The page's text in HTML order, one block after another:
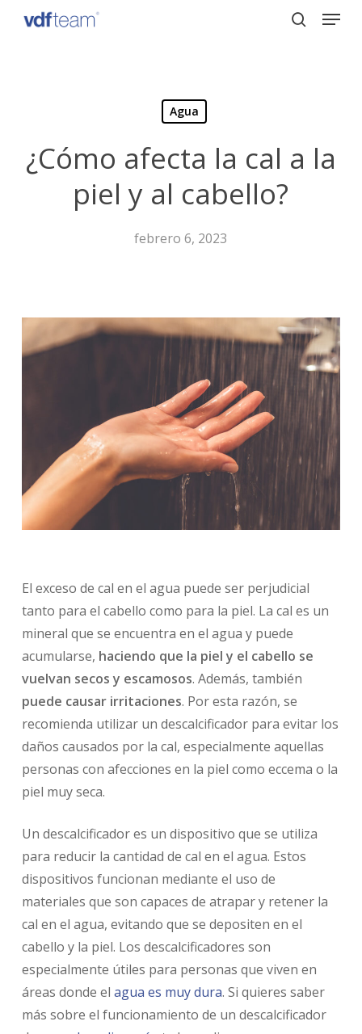
Menu
Agua
¿Cómo afecta la cal a la
piel y al cabello?
febrero 6, 2023
El exceso de cal en el agua puede ser perjudicial
tanto para el cabello como para la piel. La cal es un
mineral que se encuentra en el agua y puede
acumularse, haciendo que la piel y el cabello se
vuelvan secos y escamosos. Además, también
puede causar irritaciones. Por esta razón, se
recomienda utilizar un descalcificador para evitar los
daños causados por la cal, especialmente aquellas
personas con afecciones en la piel como eccema o la
piel muy seca.
Un descalcificador es un dispositivo que se utiliza
para reducir la cantidad de cal en el agua. Estos
dispositivos funcionan mediante el uso de
materiales que son capaces de atrapar y retener la
cal en el agua, evitando que se depositen en el
cabello y la piel. Los descalcificadores son
especialmente útiles para personas que viven en
áreas donde el agua es muy dura. Si quieres saber
más sobre el funcionamiento de un descalcificador